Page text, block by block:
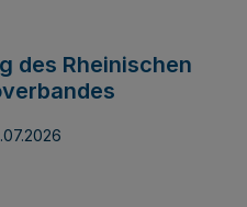
des Rheinischen